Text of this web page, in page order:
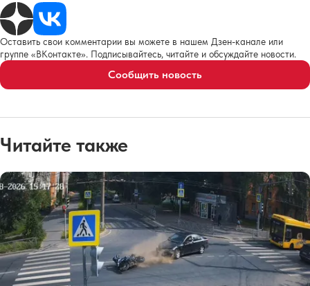
Оставить свои комментарии вы можете в нашем Дзен-канале или
группе «ВКонтакте». Подписывайтесь, читайте и обсуждайте новости.
Сообщить новость
Читайте также